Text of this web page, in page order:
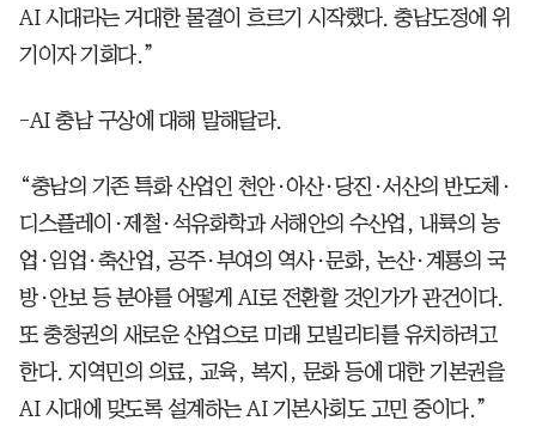
AI 시대라는 거대한 물결이 흐르기 시작했다. 충남도정에 위
기이자 기회다.”
-AI 충남 구상에 대해 말해달라.
“충남의 기존 특화 산업인 천안·아산·당진·서산의 반도체·
디스플레이·제철·석유화학과 서해안의 수산업, 내륙의 농
업·임업·축산업, 공주·부여의 역사·문화, 논산·계룡의 국
방·안보 등 분야를 어떻게 AI로 전환할 것인가가 관건이다.
또 충청권의 새로운 산업으로 미래 모빌리티를 유치하려고
한다. 지역민의 의료, 교육, 복지, 문화 등에 대한 기본권을
AI 시대에 맞도록 설계하는 AI 기본사회도 고민 중이다.”